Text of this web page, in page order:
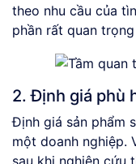
theo nhu cầu của
phần rất quan
2. Định giá phù
Định giá sản phẩm
một doanh nghiệp.